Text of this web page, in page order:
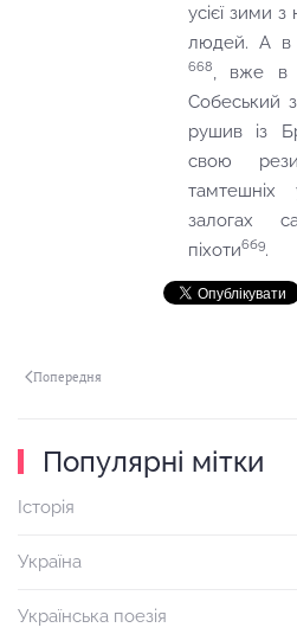
усієї зими
людей. А в
668, вже в
Собеський
рушив із
свою
тамтешніх
залогах
піхоти6б9.
Попередня
Популярні мітки
Історія
Україна
Українська поезія